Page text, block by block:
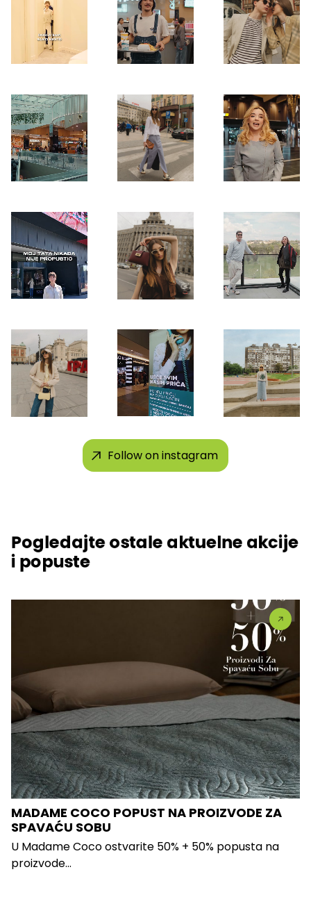
Follow on instagram
Pogledajte ostale aktuelne akcije
i popuste
MADAME COCO POPUST NA PROIZVODE ZA
SPAVAĆU SOBU
U Madame Coco ostvarite 50% + 50% popusta na
proizvode...